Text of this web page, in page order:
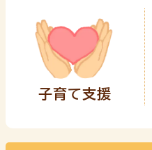
子育て支援